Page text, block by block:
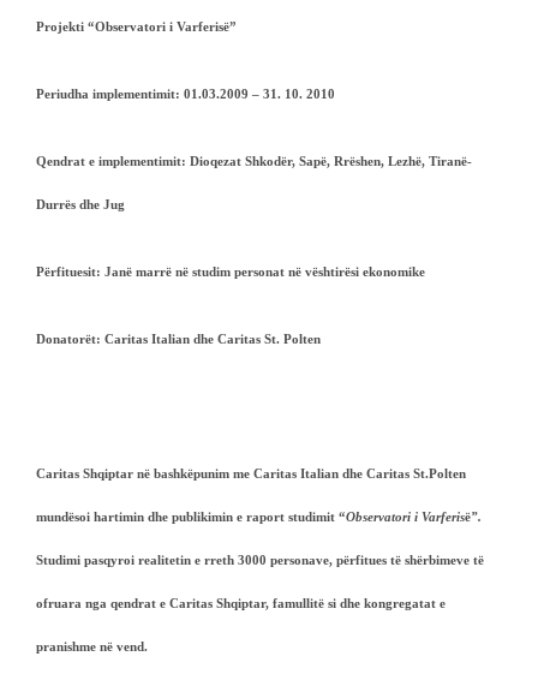
Projekti “Observatori i Varferisë”
Periudha implementimit: 01.03.2009 – 31. 10. 2010
Qendrat e implementimit: Dioqezat Shkodër, Sapë, Rrëshen, Lezhë, Tiranë-
Durrës dhe Jug
Përfituesit: Janë marrë në studim personat në vështirësi ekonomike
Donatorët: Caritas Italian dhe Caritas St. Polten
Caritas Shqiptar në bashkëpunim me Caritas Italian dhe Caritas St.Polten
mundësoi hartimin dhe publikimin e raport studimit “Observatori i Varferisë”.
Studimi pasqyroi realitetin e rreth 3000 personave, përfitues të shërbimeve të
ofruara nga qendrat e Caritas Shqiptar, famullitë si dhe kongregatat e
pranishme në vend.